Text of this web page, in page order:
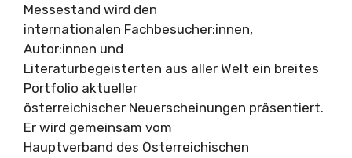
Messestand wird den
internationalen Fachbesucher:innen,
Autor:innen und
Literaturbegeisterten aus aller Welt ein breites
Portfolio aktueller
österreichischer Neuerscheinungen präsentiert.
Er wird gemeinsam vom
Hauptverband des Österreichischen